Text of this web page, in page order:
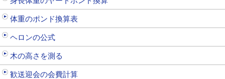
体重のポンド換算表
ヘロンの公式
木の高さを測る
歓送迎会の会費計算